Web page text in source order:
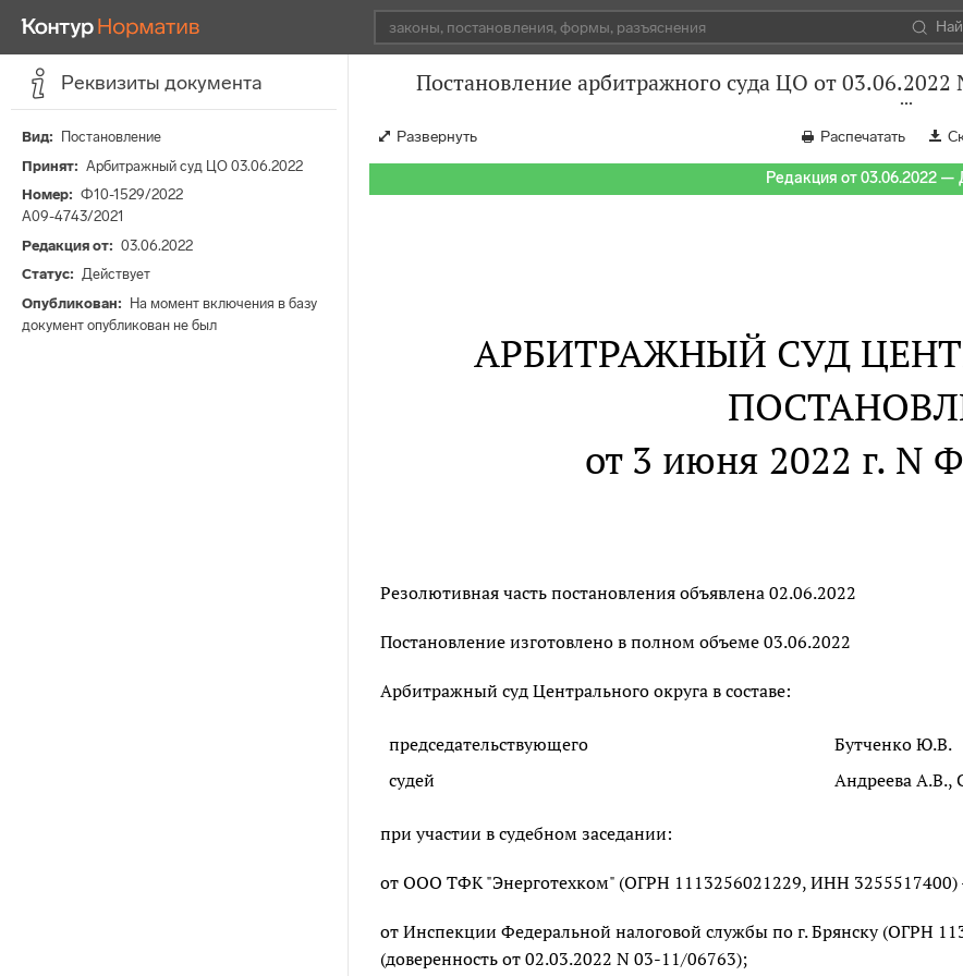
Реквизиты документа
Вид
Постановление
Принят
Арбитражный суд ЦО 03.06.2022
Номер
Ф10-1529/2022
А09-4743/2021
Редакция от
03.06.2022
Статус
Действует
Опубликован
На момент включения в базу
документ опубликован не был
Постановление арбитражного суда ЦО от
Развернуть Распечатать
Редакция от 03.06.2022 —
АРБИТРАЖНЫЙ СУД
от 3 июня 2022 г. N
Резолютивная часть постановления объявлена 02.06.2022
Постановление изготовлено в полном объеме 03.06.2022
Арбитражный суд Центрального округа в составе:
председательствующего
Бутченко Ю.В.
судей
Андреева А.В.,
при участии в судебном заседании:
от ООО ТФК "Энерготехком" (ОГРН 1113256021229, ИНН
от Инспекции Федеральной налоговой службы по г. Брянску (ОГРН
(доверенность от 02.03.2022 N 03-11/06763);